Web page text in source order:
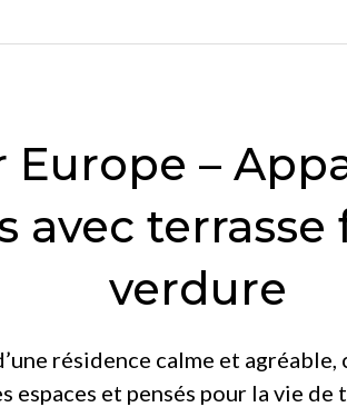
Europe –
avec terrasse
verdure
résidence calme et agréable,
espaces et pensés pour la vie de